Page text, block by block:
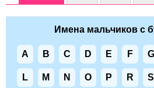
Имена мальчиков с
A B C D E F G
L M N O P R S